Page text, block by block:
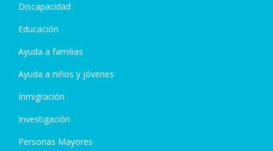
Discapacidad
Educación
Ayuda a familias
Ayuda a niños y jóvenes
Inmigración
Investigación
Personas Mayores